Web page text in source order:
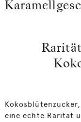
eine echte Rarität